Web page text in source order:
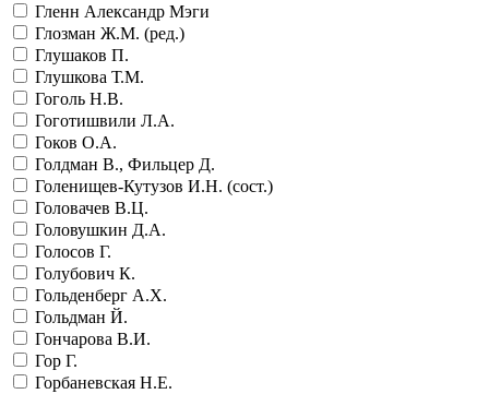
Гленн Александр Мэги
Глозман Ж.М. (ред.)
Глушаков П.
Глушкова Т.М.
Гоголь Н.В.
Гоготишвили Л.А.
Гоков О.А.
Голдман В., Фильцер Д.
Голенищев-Кутузов И.Н. (сост.)
Головачев В.Ц.
Головушкин Д.А.
Голосов Г.
Голубович К.
Гольденберг А.Х.
Гольдман Й.
Гончарова В.И.
Гор Г.
Горбаневская Н.Е.